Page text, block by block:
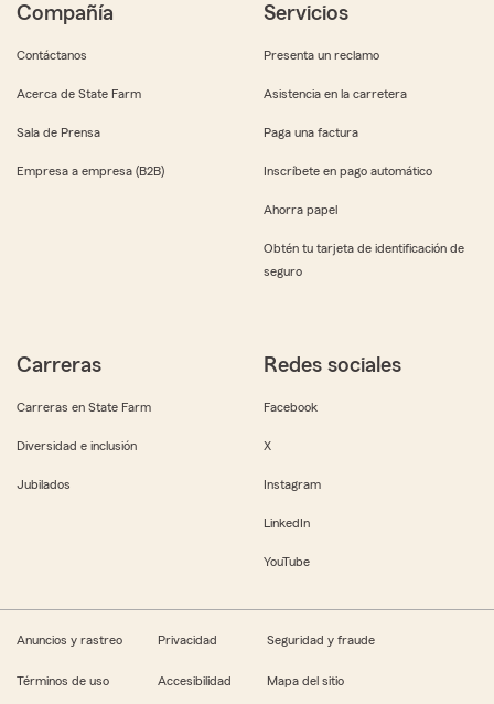
Compañía
Contáctanos
Acerca de State Farm
Sala de Prensa
Empresa a empresa (B2B)
Servicios
Presenta un reclamo
Asistencia en la carretera
Paga una factura
Inscríbete en pago automático
Ahorra papel
Obtén tu tarjeta de identificación de
seguro
Carreras
Carreras en State Farm
Diversidad e inclusión
Jubilados
Redes sociales
Facebook
X
Instagram
LinkedIn
YouTube
Anuncios y rastreo Privacidad Seguridad y fraude
Términos de uso Accesibilidad Mapa del sitio